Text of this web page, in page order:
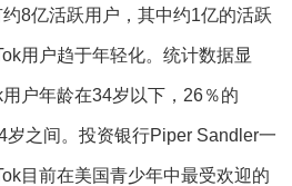
8亿活跃用户，其中约1亿的活跃
用户趋于年轻化。统计数据显
户年龄在34岁以下，26％的
岁之间。投资银行Piper Sandler一
目前在美国青少年中最受欢迎的